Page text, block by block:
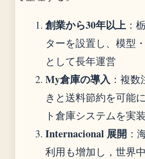
創業から30年以上 ：
ターを設置し、模型
として長年運営
My倉庫の導入 ：複
きと送料節約を可能
ト倉庫システムを実装
Internacional 展開 ：
利用も增加し，世界